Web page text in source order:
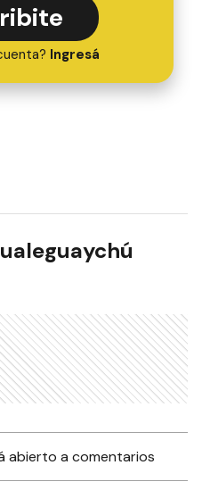
Ingresá
abierto a comentarios